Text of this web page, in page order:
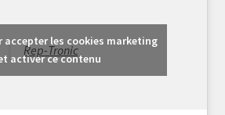
Rep-Tronic
accepter les cookies marketing
activer ce contenu